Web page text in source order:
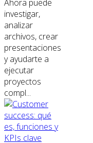
Ahora puede
investigar,
analizar
archivos, crear
presentaciones
y ayudarte a
ejecutar
proyectos
compl...